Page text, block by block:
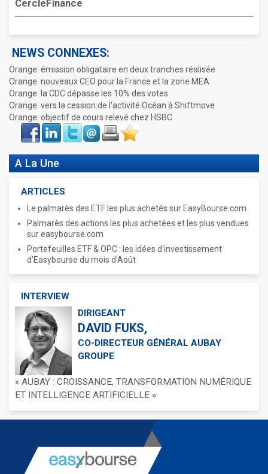
CercleFinance
NEWS CONNEXES:
Orange: émission obligataire en deux tranches réalisée
Orange: nouveaux CEO pour la France et la zone MEA
Orange: la CDC dépasse les 10% des votes
Orange: vers la cession de l'activité Océan à Shiftmove
Orange: objectif de cours relevé chez HSBC
Face
book
LinkIn Twitter Envoyer ImprimerFavoris
A La Une
ARTICLES
Le palmarès des ETF les plus achetés sur EasyBourse.com
Palmarès des actions les plus achetées et les plus vendues
sur easybourse.com
Portefeuilles ETF & OPC : les idées d'investissement
d'Easybourse du mois d'Août
INTERVIEW
DIRIGEANT
DAVID FUKS,
CO-DIRECTEUR GÉNÉRAL AUBAY
GROUPE
« AUBAY : CROISSANCE, TRANSFORMATION NUMÉRIQUE
ET INTELLIGENCE ARTIFICIELLE »